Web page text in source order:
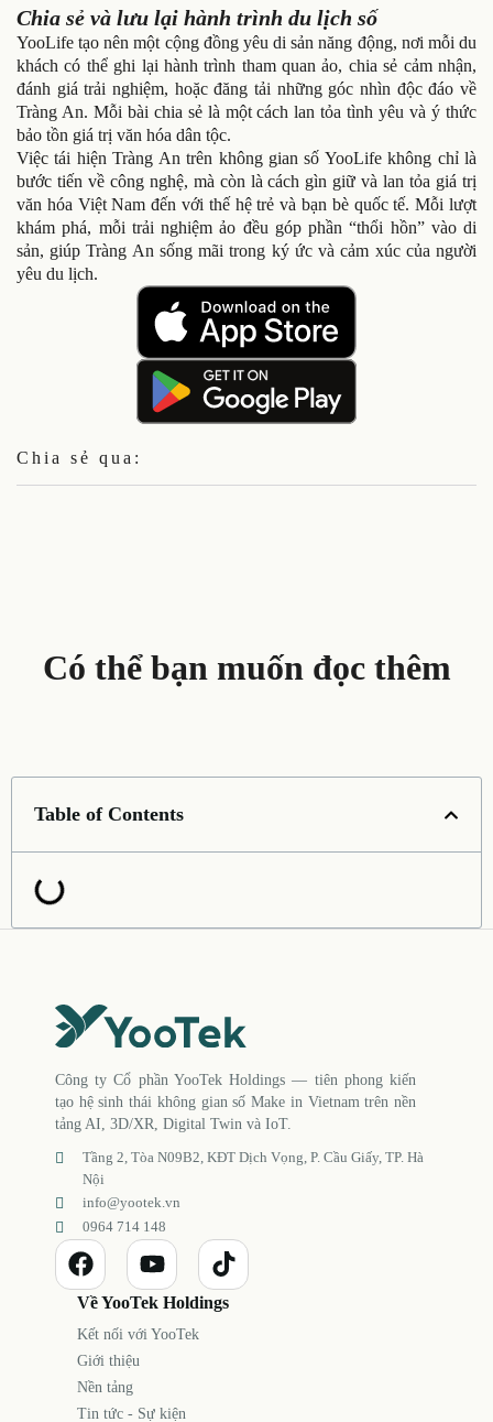
Chia sẻ và lưu lại hành trình du lịch số
YooLife tạo nên một cộng đồng yêu di sản năng động, nơi mỗi du
khách có thể ghi lại hành trình tham quan ảo, chia sẻ cảm nhận,
đánh giá trải nghiệm, hoặc đăng tải những góc nhìn độc đáo về
Tràng An. Mỗi bài chia sẻ là một cách lan tỏa tình yêu và ý thức
bảo tồn giá trị văn hóa dân tộc.
Việc tái hiện Tràng An trên không gian số YooLife không chỉ là
bước tiến về công nghệ, mà còn là cách gìn giữ và lan tỏa giá trị
văn hóa Việt Nam đến với thế hệ trẻ và bạn bè quốc tế. Mỗi lượt
khám phá, mỗi trải nghiệm ảo đều góp phần “thổi hồn” vào di
sản, giúp Tràng An sống mãi trong ký ức và cảm xúc của người
yêu du lịch.
Chia sẻ qua:
Có thể bạn muốn đọc thêm
Table of Contents
Công ty Cổ phần YooTek Holdings — tiên phong kiến
tạo hệ sinh thái không gian số Make in Vietnam trên nền
tảng AI, 3D/XR, Digital Twin và IoT.
Tầng 2, Tòa N09B2, KĐT Dịch Vọng, P. Cầu Giấy, TP. Hà
Nội
info@yootek.vn
0964 714 148
Về YooTek Holdings
Kết nối với YooTek
Giới thiệu
Nền tảng
Tin tức - Sự kiện